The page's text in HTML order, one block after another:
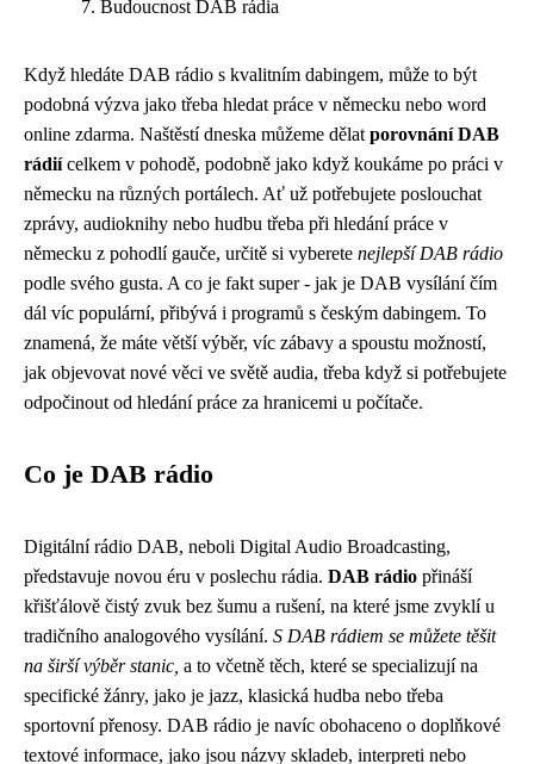
Budoucnost DAB rádia
Když hledáte DAB rádio s kvalitním dabingem, může to být
podobná výzva jako třeba hledat práce v německu nebo word
online zdarma. Naštěstí dneska můžeme dělat porovnání DAB
rádiícelkem v pohodě, podobně jako když koukáme po práci v
německu na různých portálech. Ať už potřebujete poslouchat
zprávy, audioknihy nebo hudbu třeba při hledání práce v
německu z pohodlí gauče, určitě si vyberete nejlepší DAB rádio
podle svého gusta. A co je fakt super - jak je DAB vysílání čím
dál víc populární, přibývá i programů s českým dabingem. To
znamená, že máte větší výběr, víc zábavy a spoustu možností,
jak objevovat nové věci ve světě audia, třeba když si potřebujete
odpočinout od hledání práce za hranicemi u počítače.
Co je DAB rádio
Digitální rádio DAB, neboli Digital Audio Broadcasting,
představuje novou éru v poslechu rádia. DAB rádio přináší
křišťálově čistý zvuk bez šumu a rušení, na které jsme zvyklí u
tradičního analogového vysílání. S DAB rádiem se můžete těšit
na širší výběr stanic, a to včetně těch, které se specializují na
specifické žánry, jako je jazz, klasická hudba nebo třeba
sportovní přenosy. DAB rádio je navíc obohaceno o doplňkové
textové informace, jako jsou názvy skladeb, interpreti nebo